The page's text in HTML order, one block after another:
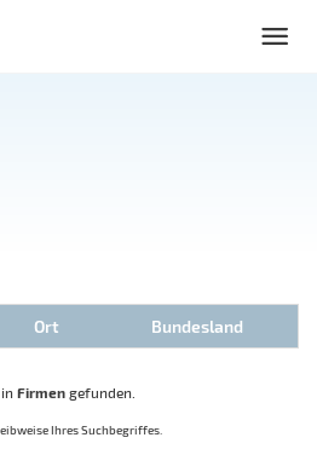
Ort Bundesland
in Firmen gefunden.
Ihres Suchbegriffes.